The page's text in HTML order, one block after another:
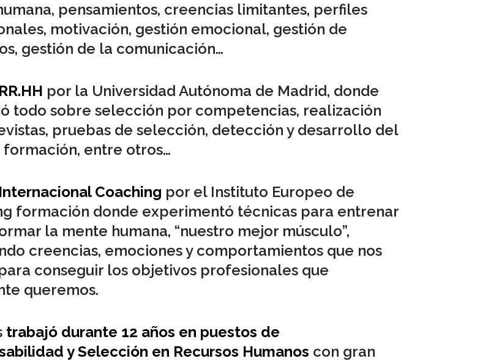
pensamientos, creencias limitantes, perfiles
motivación, gestión emocional, gestión de
gestión de la comunicación…
por la Universidad Autónoma de Madrid, donde
todo sobre selección por competencias, realización
pruebas de selección, detección y desarrollo del
entre otros…
Coaching por el Instituto Europeo de
formación donde experimentó técnicas para entrenar
la mente humana, “nuestro mejor músculo”,
creencias, emociones y comportamientos que nos
conseguir los objetivos profesionales que
queremos.
trabajó durante 12 años en puestos de
y Selección en Recursos Humanos con gran